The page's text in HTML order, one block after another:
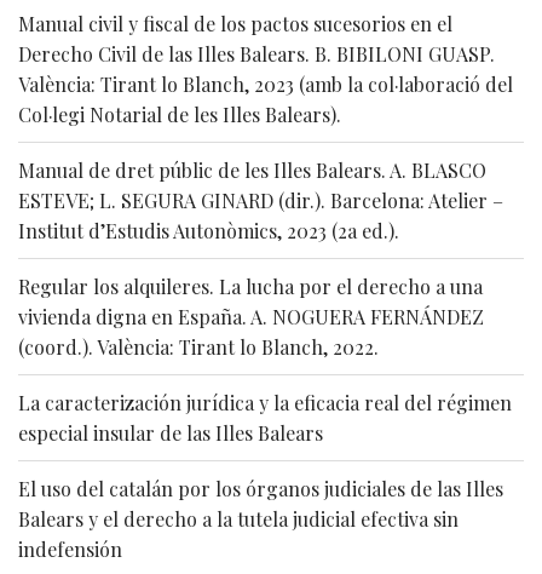
Manual civil y fiscal de los pactos sucesorios en el
Derecho Civil de las Illes Balears. B. BIBILONI GUASP.
València: Tirant lo Blanch, 2023 (amb la col·laboració del
Col·legi Notarial de les Illes Balears).
Manual de dret públic de les Illes Balears. A. BLASCO
ESTEVE; L. SEGURA GINARD (dir.). Barcelona: Atelier –
Institut d’Estudis Autonòmics, 2023 (2a ed.).
Regular los alquileres. La lucha por el derecho a una
vivienda digna en España. A. NOGUERA FERNÁNDEZ
(coord.). València: Tirant lo Blanch, 2022.
La caracterización jurídica y la eficacia real del régimen
especial insular de las Illes Balears
El uso del catalán por los órganos judiciales de las Illes
Balears y el derecho a la tutela judicial efectiva sin
indefensión